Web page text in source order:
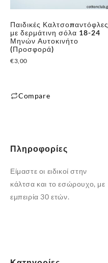
Παιδικές Καλτσοπαντόφλες
με δερμάτινη σόλα 18-24
Μηνών Αυτοκινήτο
(Προσφορά)
€3,00
Compare
έχει
παραλλαγές.
Οι
επιλογές
Πληροφορίες
Είμαστε οι ειδικοί στην
κάλτσα και το εσώρουχο, με
εμπειρία 30 ετών.